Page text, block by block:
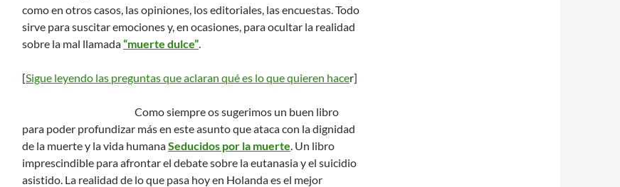
como en otros casos, las opiniones, los editoriales, las encuestas. Todo
sirve para suscitar emociones y, en ocasiones, para ocultar la realidad
sobre la mal llamada“muerte dulce”
[Sigue leyendo las preguntas que aclaran qué es lo que quieren hacer]
Como siempre os sugerimos un buen libro
para poder profundizar más en este asunto que ataca con la dignidad
de la muerte y la vida humanaSeducidos por la muerte . Un libro
imprescindible para afrontar el debate sobre la eutanasia y el suicidio
asistido. La realidad de lo que pasa hoy en Holanda es el mejor